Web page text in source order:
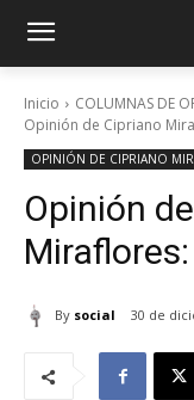
Inicio COLUMNAS DE
Opinión de Cipriano
OPINIÓN DE CIPRIANO
Opinión
By social 30 de